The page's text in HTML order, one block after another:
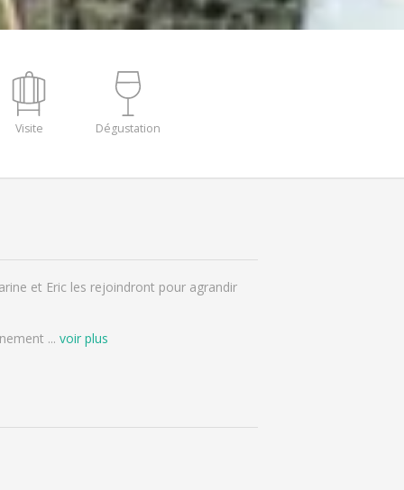
Visite Dégustation
et Eric les rejoindront pour agrandir
... voir plus